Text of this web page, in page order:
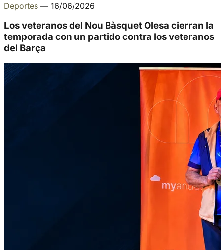
Deportes — 16/06/2026
Los veteranos del Nou Bàsquet Olesa cierran la
temporada con un partido contra los veteranos
del Barça